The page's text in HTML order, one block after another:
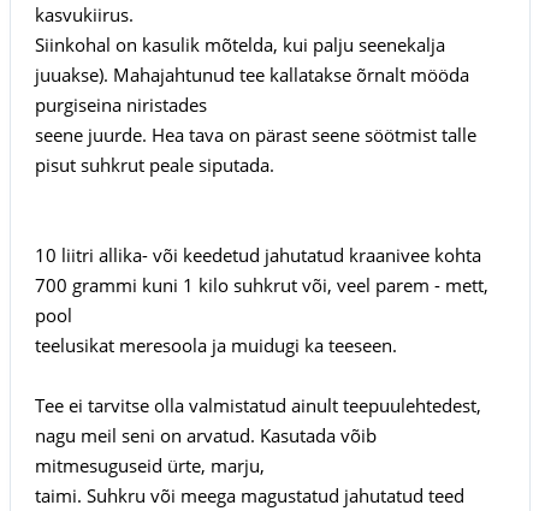
kasvukiirus.
Siinkohal on kasulik mõtelda, kui palju seenekalja
juuakse). Mahajahtunud tee kallatakse õrnalt mööda
purgiseina niristades
seene juurde. Hea tava on pärast seene söötmist talle
pisut suhkrut peale siputada.
10 liitri allika- või keedetud jahutatud kraanivee kohta
700 grammi kuni 1 kilo suhkrut või, veel parem - mett,
pool
teelusikat meresoola ja muidugi ka teeseen.
Tee ei tarvitse olla valmistatud ainult teepuulehtedest,
nagu meil seni on arvatud. Kasutada võib
mitmesuguseid ürte, marju,
taimi. Suhkru või meega magustatud jahutatud teed